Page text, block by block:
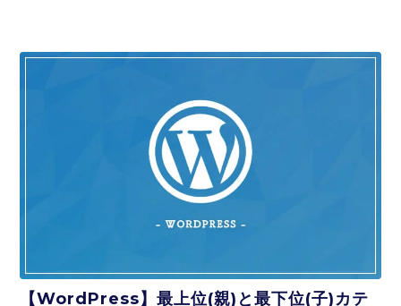
【WordPress】最上位(親)と最下位(子)カテ